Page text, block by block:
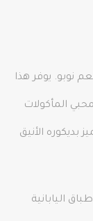
نوبو. يوفر هذا
المأكولات
بديكوره الأنيق
اليابانية